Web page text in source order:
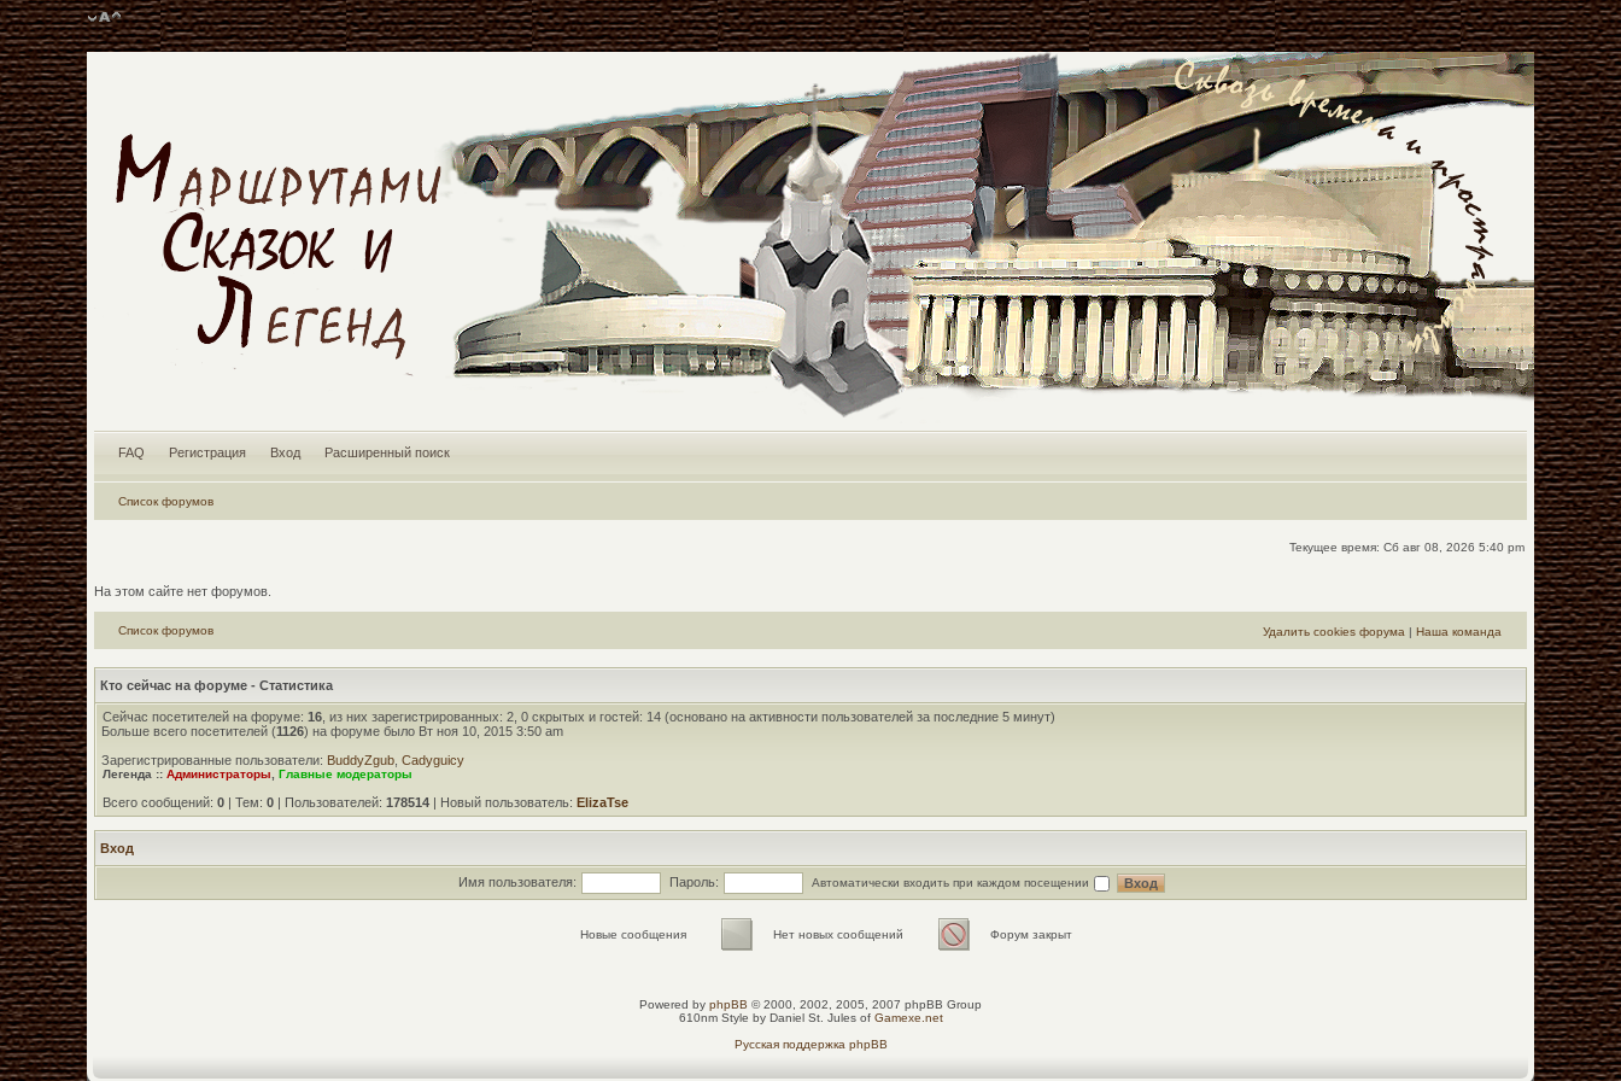
FAQ Регистрация Вход Расширенный поиск
Список форумов
Текущее время: Сб авг 08, 2026 5:40 pm
На этом сайте нет форумов.
Удалить cookies форума | Наша команда
Список форумов
Кто сейчас на форуме - Статистика
Сейчас посетителей на форуме: 16 , из них зарегистрированных: 2, 0 скрытых и гостей: 14 (основано на активности пользователей за последние 5 минут)
Больше всего посетителей (1126) на форуме было Вт ноя 10, 2015 3:50 am
Зарегистрированные пользователи: BuddyZgub Cadyguicy
Легенда :: Администраторы Главные модераторы
Всего сообщений: 0 | Тем: 0 | Пользователей: 178514 | Новый пользователь: ElizaTse
Вход
Имя пользователя: Пароль: Автоматически входить при каждом посещении
Новые сообщения Нет новых сообщений Форум закрыт
Powered by phpBB © 2000, 2002, 2005, 2007 phpBB Group
610nm Style by Daniel St. Jules of Gamexe.net
Русская поддержка phpBB